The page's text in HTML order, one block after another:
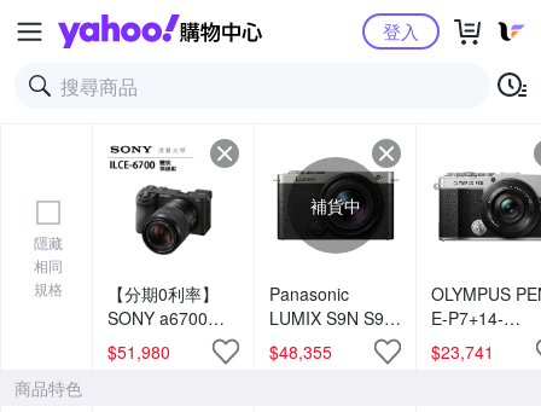
Yahoo購物中心登入
隱藏
相同
規格
【分期0利率】
SONY a6700
BODY+18-135 總
代理公司貨 相機
$51,980
補貨中
Panasonic
LUMIX S9N S9 +
18-40mm 變焦鏡
組 公司貨
$48,355
OLYMPUS
E-P7+14-
42mmF3.5-
鏡頭組 (公司
$23,741
商品特色